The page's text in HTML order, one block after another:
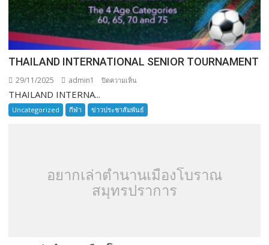
THAILAND INTERNATIONAL SENIOR TOURNAMENT
29/11/2025 admin1 ปิดความเห็น
INTERNATIONAL
SENIOR
THAILAND INTERNA...
Uncategorized กีฬา ข่าวประชาสัมพันธ์
อยากเล่าตำนานเมืองโบราณ
สมุทรปราการ